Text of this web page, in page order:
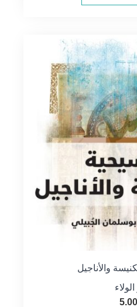
والأناجيل
5.00